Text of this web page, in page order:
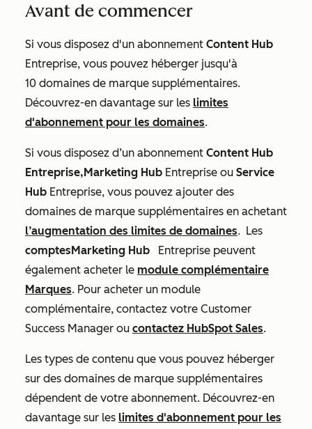
Avant de commencer
Si vous disposez d'un abonnement Content Hub
Entreprise, vous pouvez héberger jusqu'à
10 domaines de marque supplémentaires.
Découvrez-en davantage sur les limites
d'abonnement pour les domaines.
Si vous disposez d’un abonnement Content Hub
Entreprise,Marketing Hub Entreprise ou Service
Hub Entreprise, vous pouvez ajouter des
domaines de marque supplémentaires en achetant
l’augmentation des limites de domaines. Les
comptesMarketing Hub
Entreprise peuvent
également acheter le module complémentaire
Marques. Pour acheter un module
complémentaire, contactez votre Customer
Success Manager ou contactez HubSpot Sales.
Les types de contenu que vous pouvez héberger
sur des domaines de marque supplémentaires
dépendent de votre abonnement. Découvrez-en
davantage sur les limites d'abonnement pour les